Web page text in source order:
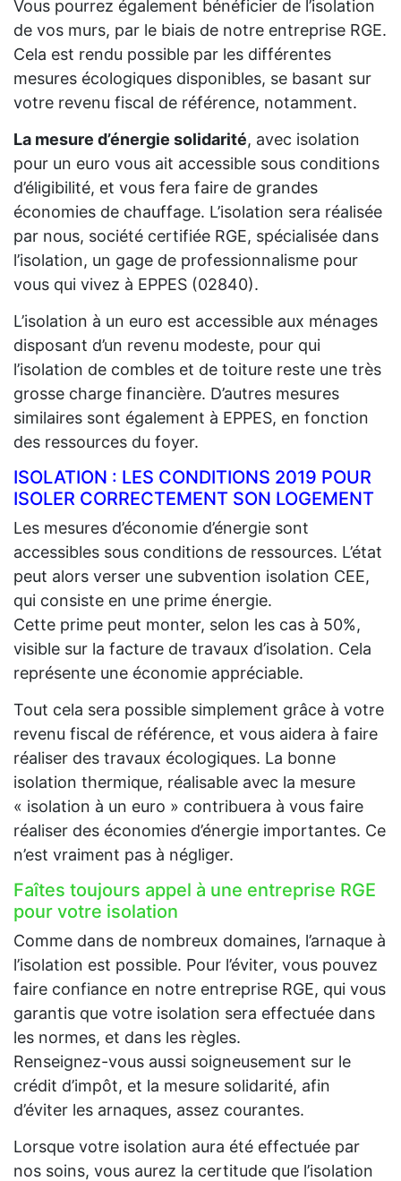
Vous pourrez également bénéficier de l’isolation
de vos murs, par le biais de notre entreprise RGE.
Cela est rendu possible par les différentes
mesures écologiques disponibles, se basant sur
votre revenu fiscal de référence, notamment.
La mesure d’énergie solidarité, avec isolation
pour un euro vous ait accessible sous conditions
d’éligibilité, et vous fera faire de grandes
économies de chauffage. L’isolation sera réalisée
par nous, société certifiée RGE, spécialisée dans
l’isolation, un gage de professionnalisme pour
vous qui vivez à EPPES (02840).
L’isolation à un euro est accessible aux ménages
disposant d’un revenu modeste, pour qui
l’isolation de combles et de toiture reste une très
grosse charge financière. D’autres mesures
similaires sont également à EPPES, en fonction
des ressources du foyer.
ISOLATION : LES CONDITIONS 2019 POUR
ISOLER CORRECTEMENT SON LOGEMENT
Les mesures d’économie d’énergie sont
accessibles sous conditions de ressources. L’état
peut alors verser une subvention isolation CEE,
qui consiste en une prime énergie.
Cette prime peut monter, selon les cas à 50%,
visible sur la facture de travaux d’isolation. Cela
représente une économie appréciable.
Tout cela sera possible simplement grâce à votre
revenu fiscal de référence, et vous aidera à faire
réaliser des travaux écologiques. La bonne
isolation thermique, réalisable avec la mesure
« isolation à un euro » contribuera à vous faire
réaliser des économies d’énergie importantes. Ce
n’est vraiment pas à négliger.
Faîtes toujours appel à une entreprise RGE
pour votre isolation
Comme dans de nombreux domaines, l’arnaque à
l’isolation est possible. Pour l’éviter, vous pouvez
faire confiance en notre entreprise RGE, qui vous
garantis que votre isolation sera effectuée dans
les normes, et dans les règles.
Renseignez-vous aussi soigneusement sur le
crédit d’impôt, et la mesure solidarité, afin
d’éviter les arnaques, assez courantes.
Lorsque votre isolation aura été effectuée par
nos soins, vous aurez la certitude que l’isolation